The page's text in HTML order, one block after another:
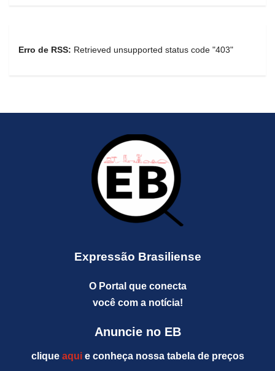
Erro de RSS: Retrieved unsupported status code "403"
Expressão Brasiliense
O Portal que conecta
você com a notícia!
Anuncie no EB
clique aquie conheça nossa tabela de preços